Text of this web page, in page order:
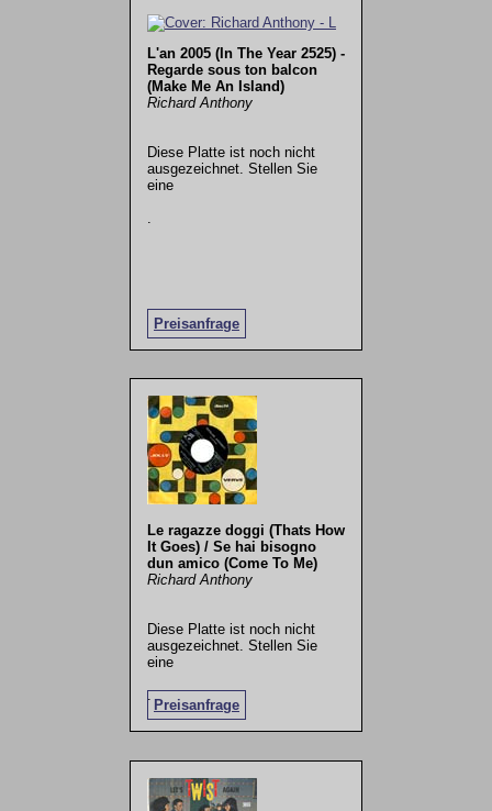
L'an 2005 (In The Year 2525) -
Regarde sous ton balcon
(Make Me An Island)
Richard Anthony
Diese Platte ist noch nicht
ausgezeichnet. Stellen Sie
eine
Preisanfrage
.
Le ragazze doggi (Thats How
It Goes) / Se hai bisogno
dun amico (Come To Me)
Richard Anthony
Diese Platte ist noch nicht
ausgezeichnet. Stellen Sie
eine
Preisanfrage
.